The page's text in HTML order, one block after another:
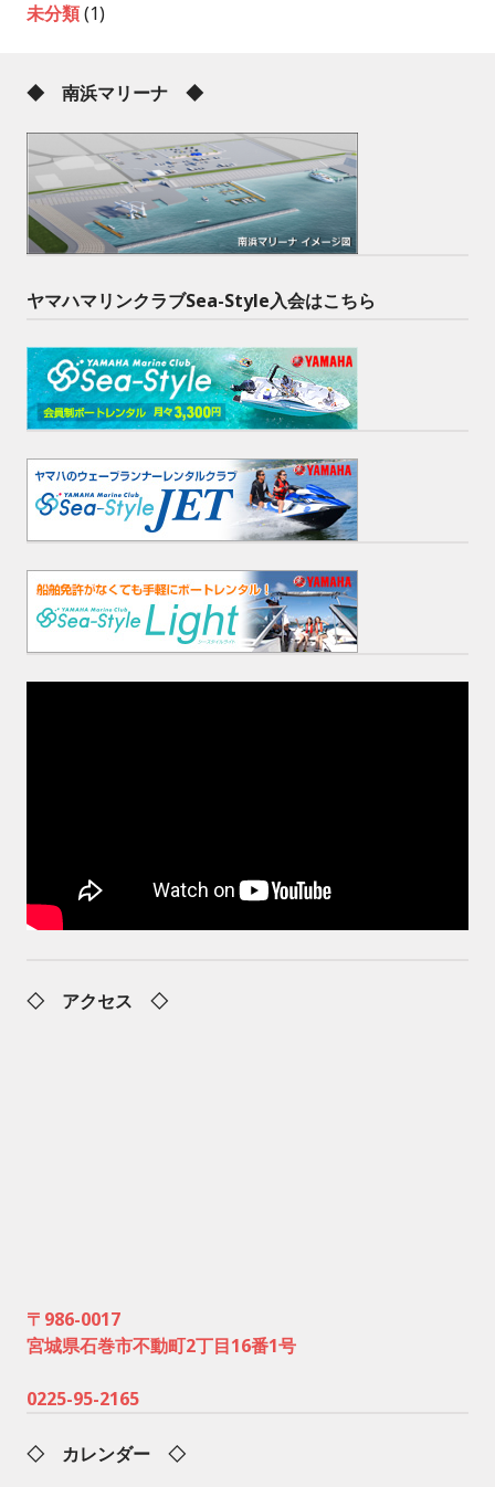
未分類(1)
◆ 南浜マリーナ ◆
ヤマハマリンクラブSea-Style入会はこちら
◇ アクセス ◇
〒986-0017
宮城県石巻市不動町2丁目16番1号
0225-95-2165
◇ カレンダー ◇